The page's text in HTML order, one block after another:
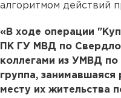
алгоритмом действий
«В ходе операции
ПК ГУ МВД по
коллегами из УМВД по
группа,
месту их жительства